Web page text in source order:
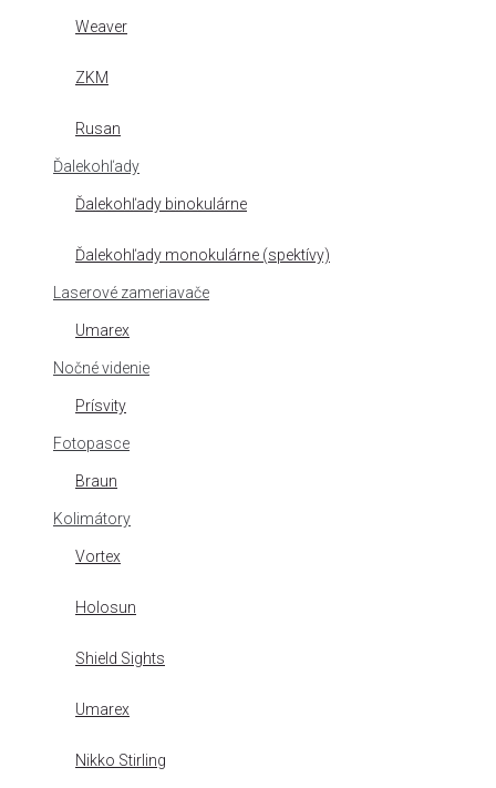
Weaver
ZKM
Rusan
Ďalekohľady
Ďalekohľady binokulárne
Ďalekohľady monokulárne (spektívy)
Laserové zameriavače
Umarex
Nočné videnie
Prísvity
Fotopasce
Braun
Kolimátory
Vortex
Holosun
Shield Sights
Umarex
Nikko Stirling